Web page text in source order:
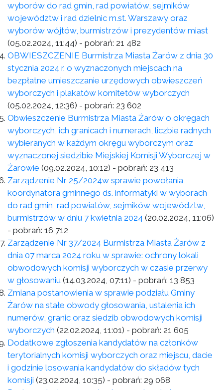
wyborów do rad gmin, rad powiatów, sejmików
województw i rad dzielnic m.st. Warszawy oraz
wyborów wójtów, burmistrzów i prezydentów miast
(05.02.2024, 11:44) - pobrań: 21 482
OBWIESZCZENIE Burmistrza Miasta Żarów z dnia 30
stycznia 2024 r. o wyznaczonych miejscach na
bezpłatne umieszczanie urzędowych obwieszczeń
wyborczych i plakatów komitetów wyborczych
(05.02.2024, 12:36) - pobrań: 23 602
Obwieszczenie Burmistrza Miasta Żarów o okręgach
wyborczych, ich granicach i numerach, liczbie radnych
wybieranych w każdym okręgu wyborczym oraz
wyznaczonej siedzibie Miejskiej Komisji Wyborczej w
Żarowie (09.02.2024, 10:12) - pobrań: 23 413
Zarządzenie Nr 25/2024w sprawie powołania
koordynatora gminnego ds. informatyki w wyborach
do rad gmin, rad powiatów, sejmików województw,
burmistrzów w dniu 7 kwietnia 2024 (20.02.2024, 11:06)
- pobrań: 16 712
Zarządzenie Nr 37/2024 Burmistrza Miasta Żarów z
dnia 07 marca 2024 roku w sprawie: ochrony lokali
obwodowych komisji wyborczych w czasie przerwy
w głosowaniu (14.03.2024, 07:11) - pobrań: 13 853
Zmiana postanowienia w sprawie podziału Gminy
Żarów na stałe obwody głosowania, ustalenia ich
numerów, granic oraz siedzib obwodowych komisji
wyborczych (22.02.2024, 11:01) - pobrań: 21 605
Dodatkowe zgłoszenia kandydatów na członków
terytorialnych komisji wyborczych oraz miejscu, dacie
i godzinie losowania kandydatów do składów tych
komisji (23.02.2024, 10:35) - pobrań: 29 068